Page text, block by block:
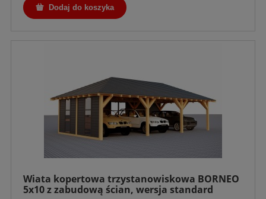
Dodaj do koszyka
Wiata kopertowa trzystanowiskowa BORNEO
5x10 z zabudową ścian, wersja standard